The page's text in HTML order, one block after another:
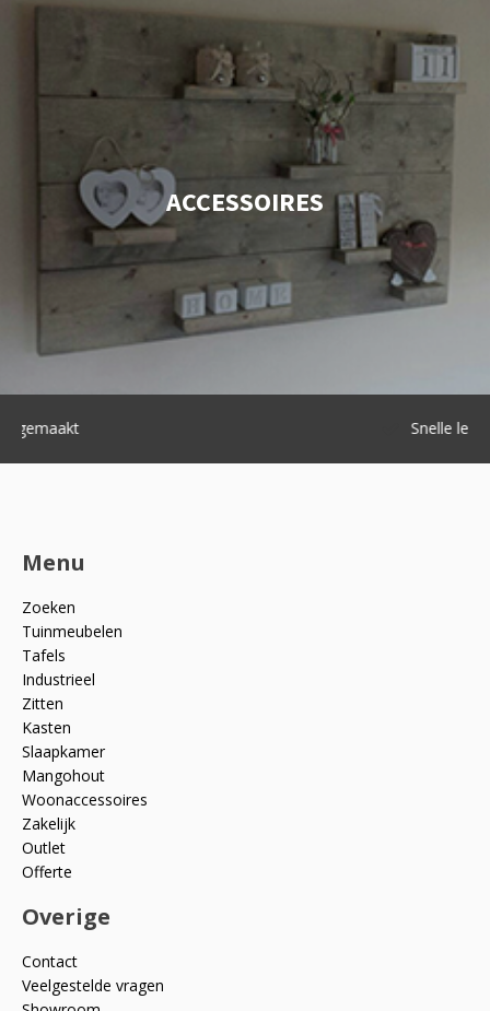
ACCESSOIRES
Menu
Zoeken
Tuinmeubelen
Tafels
Industrieel
Zitten
Kasten
Slaapkamer
Mangohout
Woonaccessoires
Zakelijk
Outlet
Offerte
Overige
Contact
Veelgestelde vragen